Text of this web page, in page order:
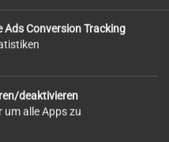
4422, Teil 1
x 1,95 m
Ads Conversion Tracking
deaktivieren
um alle Apps zu